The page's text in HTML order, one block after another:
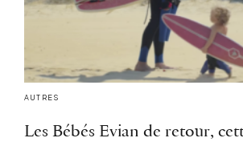
AUTRES
Les Bébés Evian de retour,